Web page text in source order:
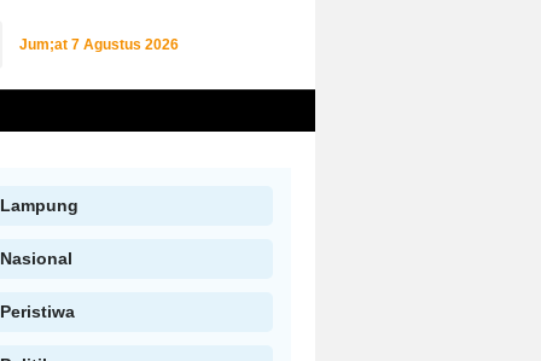
Jum;at 7 Agustus 2026
Lampung
Nasional
Peristiwa